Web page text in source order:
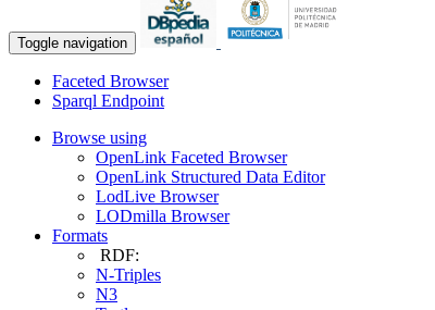
Toggle navigation
Faceted Browser
Sparql Endpoint
Browse using
OpenLink Faceted Browser
OpenLink Structured Data Editor
LodLive Browser
LODmilla Browser
Formats
RDF:
N-Triples
N3